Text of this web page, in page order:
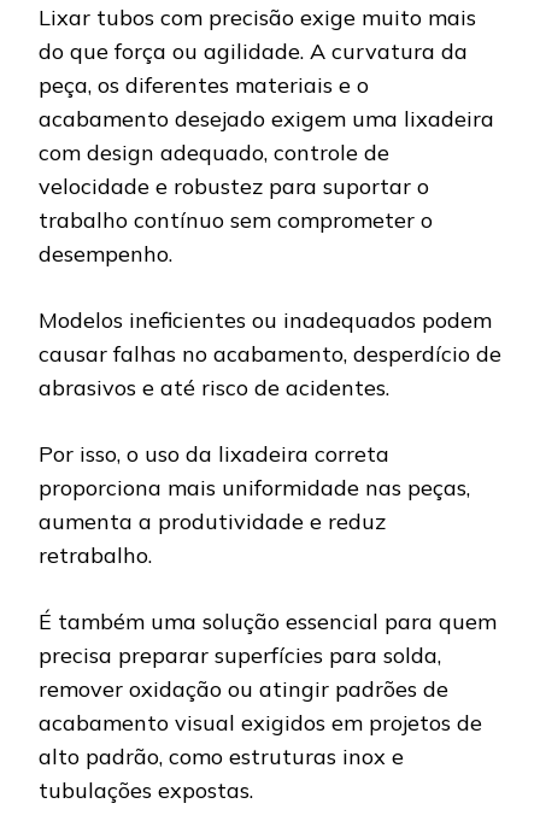
Lixar tubos com precisão exige muito mais
do que força ou agilidade. A curvatura da
peça, os diferentes materiais e o
acabamento desejado exigem uma lixadeira
com design adequado, controle de
velocidade e robustez para suportar o
trabalho contínuo sem comprometer o
desempenho.
Modelos ineficientes ou inadequados podem
causar falhas no acabamento, desperdício de
abrasivos e até risco de acidentes.
Por isso, o uso da lixadeira correta
proporciona mais uniformidade nas peças,
aumenta a produtividade e reduz
retrabalho.
É também uma solução essencial para quem
precisa preparar superfícies para solda,
remover oxidação ou atingir padrões de
acabamento visual exigidos em projetos de
alto padrão, como estruturas inox e
tubulações expostas.